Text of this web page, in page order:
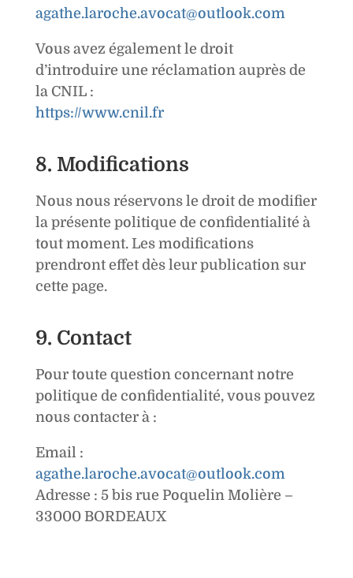
agathe.laroche.avocat@outlook.com
Vous avez également le droit
d’introduire une réclamation auprès de
la CNIL :
https://www.cnil.fr
8. Modifications
Nous nous réservons le droit de modifier
la présente politique de confidentialité à
tout moment. Les modifications
prendront effet dès leur publication sur
cette page.
9. Contact
Pour toute question concernant notre
politique de confidentialité, vous pouvez
nous contacter à :
Email :
agathe.laroche.avocat@outlook.com
Adresse : 5 bis rue Poquelin Molière –
33000 BORDEAUX